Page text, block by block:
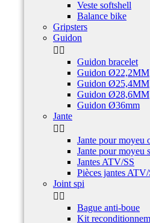
Veste softshell
Balance bike
Gripsters
Guidon
 
Guidon bracelet
Guidon Ø22,2MM
Guidon Ø25,4MM
Guidon Ø28,6MM
Guidon Ø36mm
Jante
 
Jante pour moyeu
Jante pour moyeu
Jantes ATV/SS
Pièces jantes ATV/
Joint spi
 
Bague anti-boue
Kit